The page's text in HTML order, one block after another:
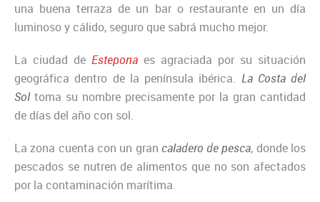
una buena terraza de un bar o restaurante en un día
luminoso y cálido, seguro que sabrá mucho mejor.
La ciudad de Estepona es agraciada por su situación
geográfica dentro de la península ibérica. La Costa del
Soltoma su nombre precisamente por la gran cantidad
de días del año con sol.
La zona cuenta con un gran caladero de pesca, donde los
pescados se nutren de alimentos que no son afectados
por la contaminación marítima.